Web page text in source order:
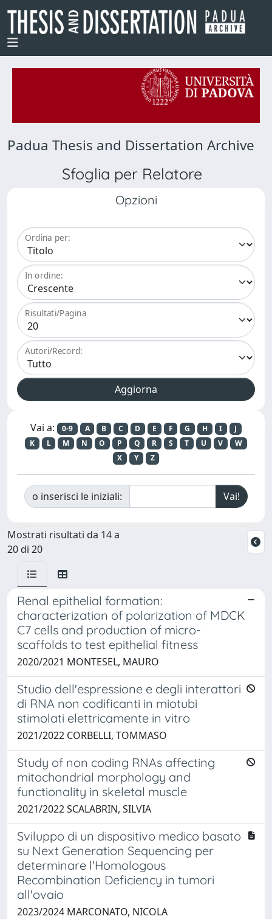
Padua Thesis and Dissertation Archive
Sfoglia per Relatore
Opzioni
Ordina per:
In ordine:
Risultati/Pagina
Autori/Record:
Vai a: 0-9 A B C D E F G H I
J
K
L M N O P Q R S T U V
W
X
Y Z
o inserisci le iniziali:
Mostrati risultati da 14 a
20 di 20
Renal epithelial formation:
characterization of polarization of MDCK
C7 cells and production of micro-
scaffolds to test epithelial fitness
2020/2021 MONTESEL, MAURO
Studio dell'espressione e degli interattori
di RNA non codificanti in miotubi
stimolati elettricamente in vitro
2021/2022 CORBELLI, TOMMASO
Study of non coding RNAs affecting
mitochondrial morphology and
functionality in skeletal muscle
2021/2022 SCALABRIN, SILVIA
Sviluppo di un dispositivo medico basato
su Next Generation Sequencing per
determinare l'Homologous
Recombination Deficiency in tumori
all'ovaio
2023/2024 MARCONATO, NICOLA